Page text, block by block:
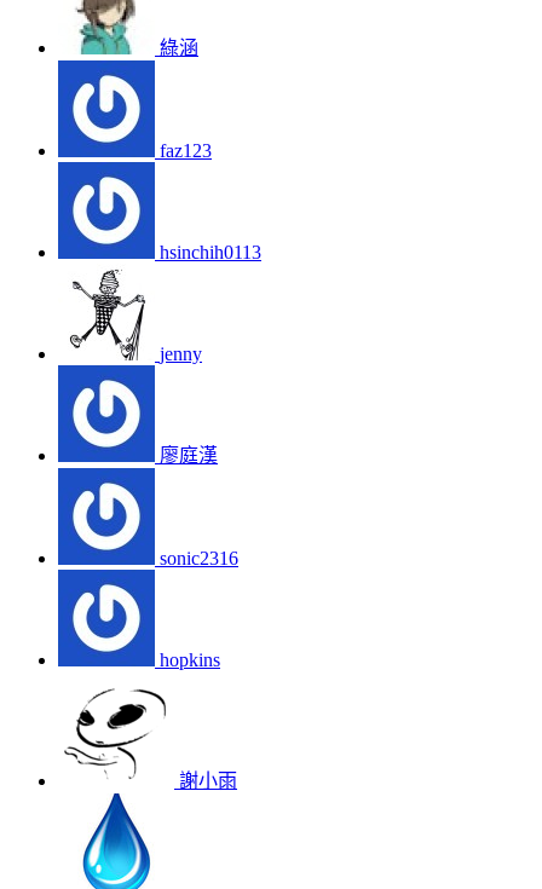
綠涵
faz123
hsinchih0113
jenny
廖庭漢
sonic2316
hopkins
謝小雨